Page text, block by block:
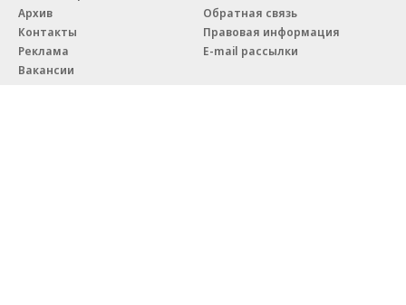
Архив
Контакты
Реклама
Вакансии
Обратная связь
Правовая информация
E-mail рассылки